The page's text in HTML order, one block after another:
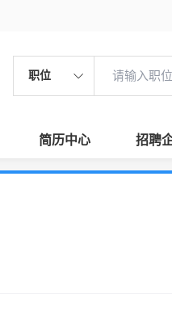
职位
简历中心 招聘